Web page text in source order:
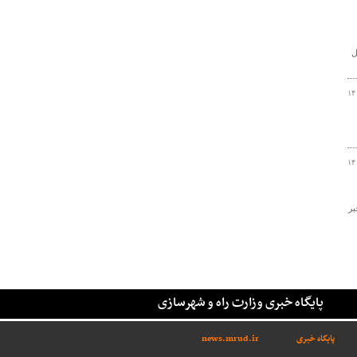
آباد به میزان ۱۷۸۵ تن خبر
پایگاه خبری وزارت راه و شهرسازی
پایگاه خبری news.mrud.ir